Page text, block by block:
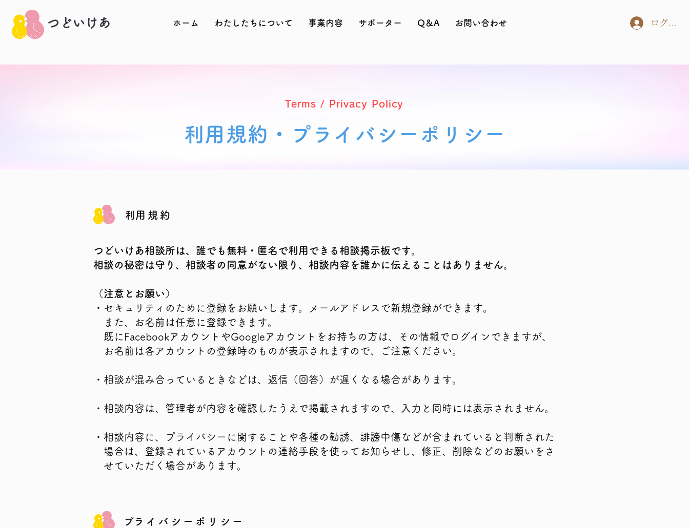
​つどいけあ ホーム わたしたちについて 事業内容 サポーター Q＆A お問い合わせ ログイン
Terms / Privacy Policy
​利用規約・プライバシーポリシー
​利用規約
つどいけあ相談所は、誰でも無料・匿名で利用できる相談掲示板です。
相談の秘密は守り、相談者の同意がない限り、相談内容を誰かに伝えることはありません。
（注意とお願い）
・セキュリティのために登録をお願いします。メールアドレスで新規登録ができます。
また、お名前は任意に登録できます。
既にFacebookアカウントやGoogleアカウントをお持ちの方は、その情報でログインできますが、
​ お名前は各アカウントの登録時のものが表示されますので、ご注意ください。
・相談が混み合っているときなどは、返信（回答）が遅くなる場合があります。
・相談内容は、管理者が内容を確認したうえで掲載されますので、入力と同時には表示されません。
・相談内容に、プライバシーに関することや各種の勧誘、誹謗中傷などが含まれていると判断された
場合は、登録されているアカウントの連絡手段を使ってお知らせし、修正、削除などのお願いをさ
​ せていただく場合があります。
​プライバシーポリシー​